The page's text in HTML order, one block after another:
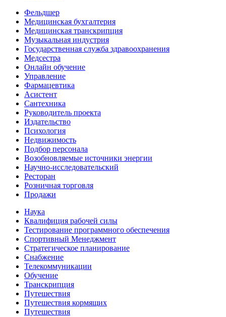
Фельдшер
Медицинская бухгалтерия
Медицинская транскрипция
Музыкальная индустрия
Государственная служба здравоохранения
Медсестра
Онлайн обучение
Управление
Фармацевтика
Асистент
Сантехника
Руководитель проекта
Издательство
Психология
Недвижимость
Подбор персонала
Возобновляемые источники энергии
Научно-исследовательский
Ресторан
Розничная торговля
Продажи
Наука
Квалифиция рабочей силы
Тестирование программного обеспечения
Спортивный Менеджмент
Стратегическое планирование
Снабжение
Телекоммуникации
Обучение
Транскрипция
Путешествия
Путешествия кормящих
Путешествия